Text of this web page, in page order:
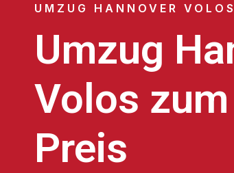
UMZUG HANNOVER VOLOS
Umzug
Volos
Preis